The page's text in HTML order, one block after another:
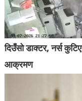
दिउँसो डाक्टर, नर्स
आक्रमण